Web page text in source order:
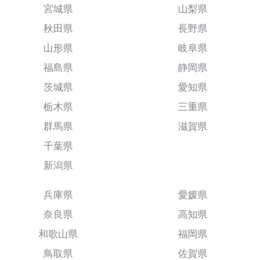
宮城県
秋田県
山形県
福島県
茨城県
栃木県
群馬県
千葉県
新潟県
山梨県
長野県
岐阜県
静岡県
愛知県
三重県
滋賀県
兵庫県
奈良県
和歌山県
鳥取県
愛媛県
高知県
福岡県
佐賀県